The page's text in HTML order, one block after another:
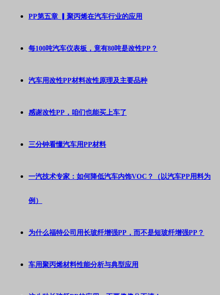
PP第五章 ▎聚丙烯在汽车行业的应用
每100吨汽车仪表板，竟有80吨是改性PP？
汽车用改性PP材料改性原理及主要品种
感谢改性PP，咱们也能买上车了
三分钟看懂汽车用PP材料
一汽技术专家：如何降低汽车内饰VOC？（以汽车PP用料为
例）
为什么福特公司用长玻纤增强PP，而不是短玻纤增强PP？
车用聚丙烯材料性能分析与典型应用